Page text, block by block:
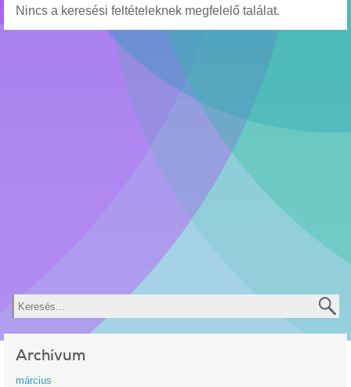
Nincs a keresési feltételeknek megfelelő találat.
Keresés
Archívum
március